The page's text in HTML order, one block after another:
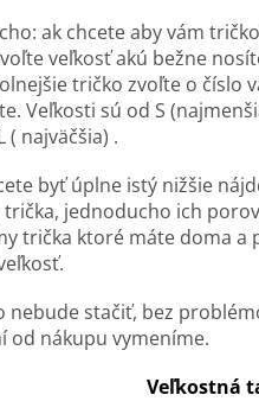
ak chcete aby vám
veľkosť akú bežne
tričko zvoľte o číslo
Veľkosti sú od S
( najväčšia) .
byť úplne istý nižšie
jednoducho ich
trička ktoré máte doma a
nebude stačiť, bez
od nákupu vymeníme.
Veľkostná